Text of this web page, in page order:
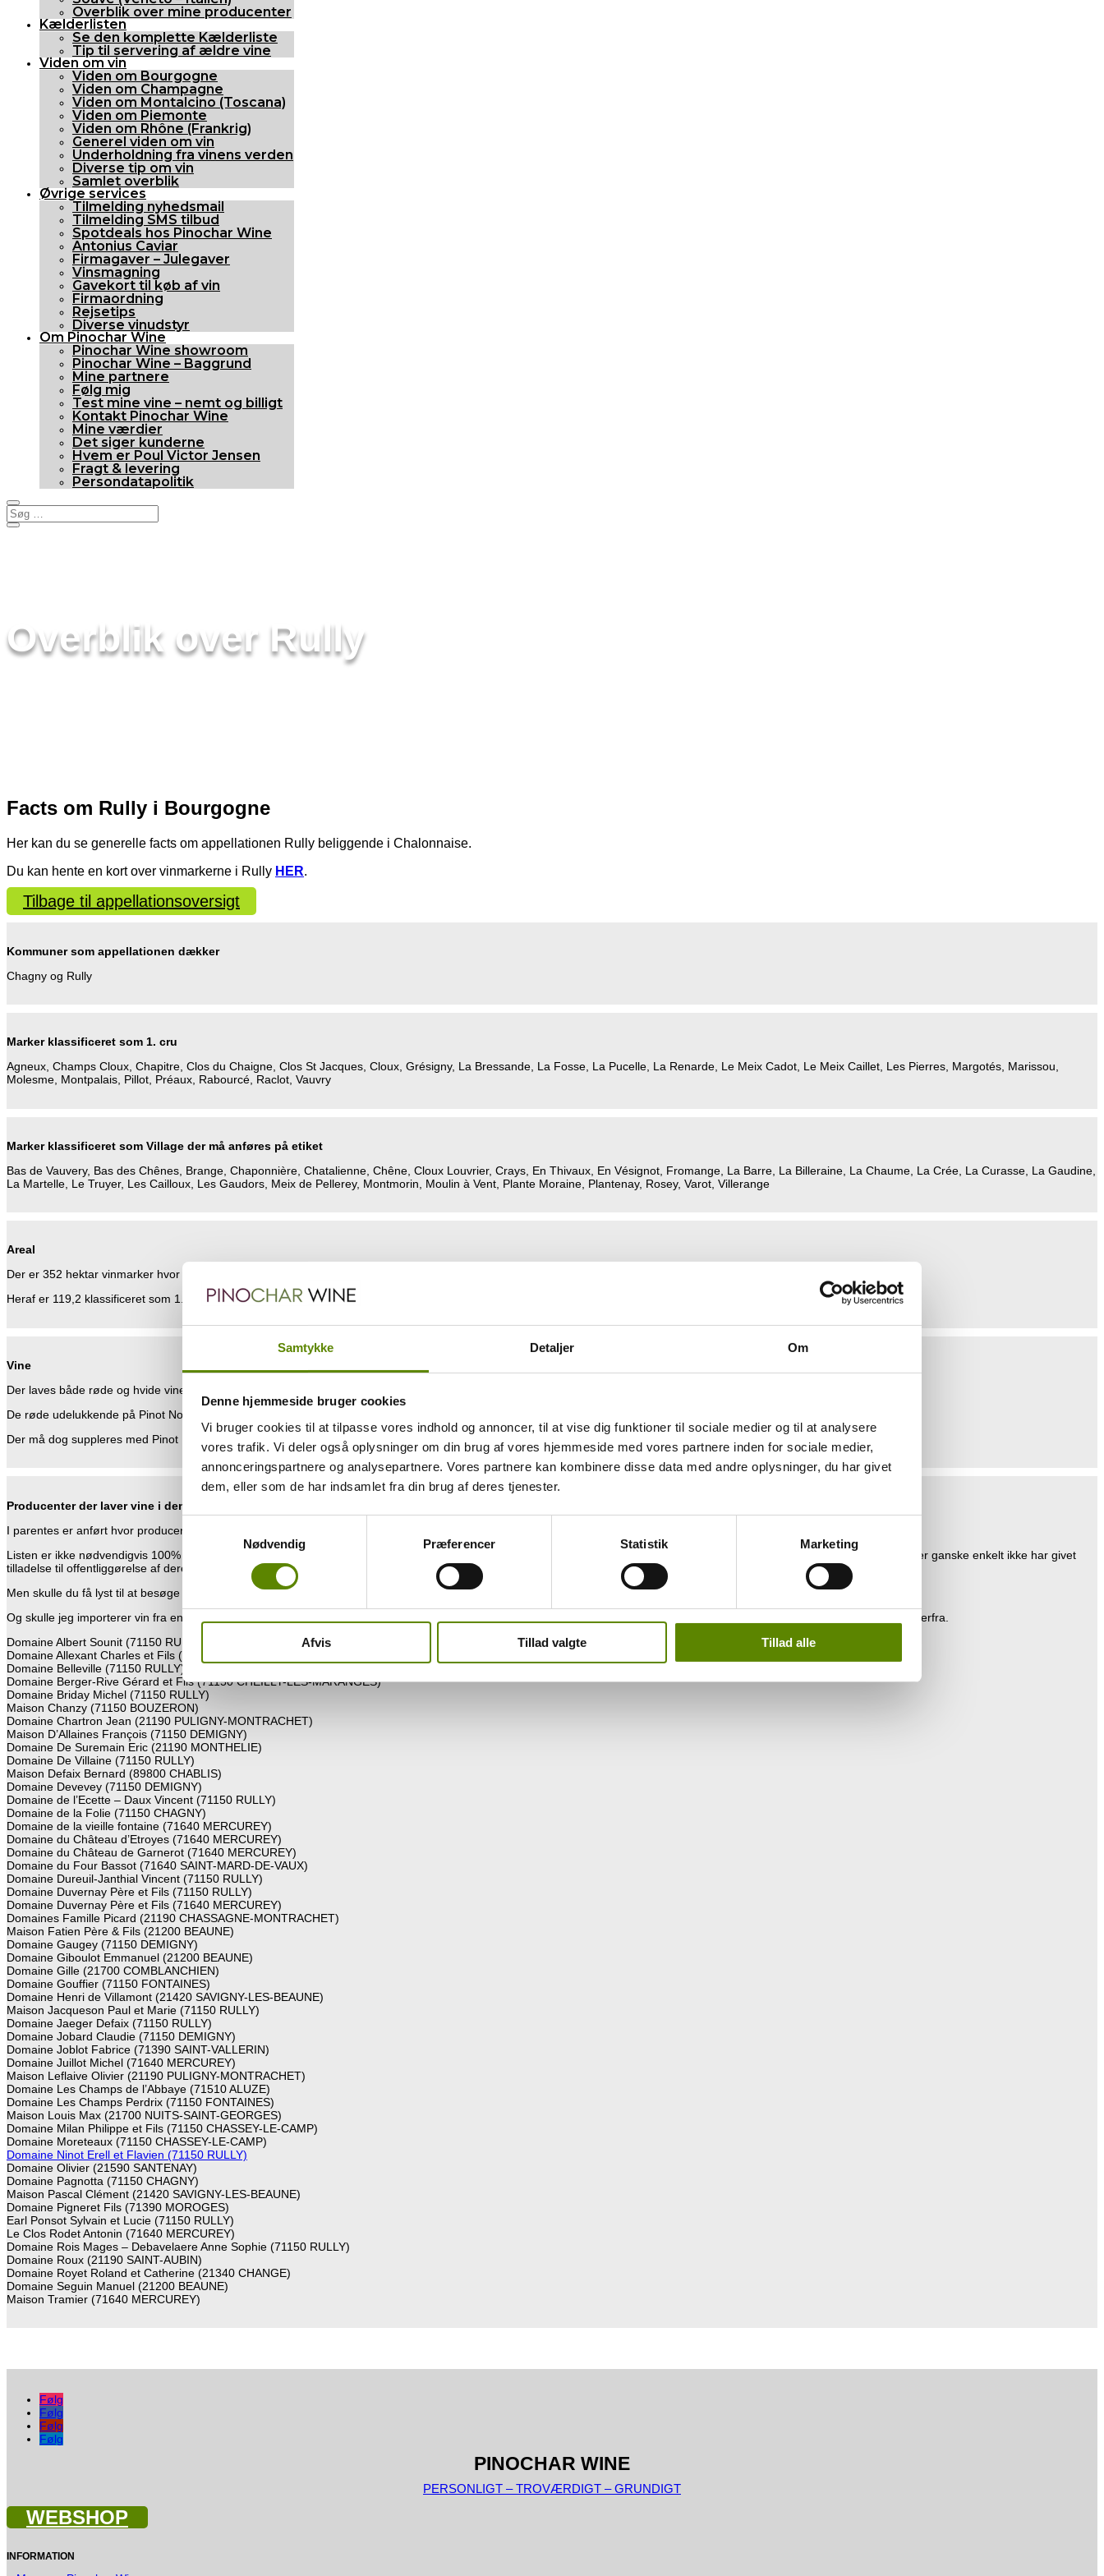
Samtykke Detaljer Om
Denne hjemmeside bruger cookies
Vi bruger cookies til at tilpasse vores indhold og annoncer, til at vise dig funktioner til sociale medier og til at analysere
vores trafik. Vi deler også oplysninger om din brug af vores hjemmeside med vores partnere inden for sociale medier,
annonceringspartnere og analysepartnere. Vores partnere kan kombinere disse data med andre oplysninger, du har givet
dem, eller som de har indsamlet fra din brug af deres tjenester.
Nødvendig
Præferencer Statistik Marketing
Afvis Tillad valgte Tillad alle
Overblik over mine producenter
Kælderlisten
Se den komplette Kælderliste
Tip til servering af ældre vine
Viden om vin
Viden om Bourgogne
Viden om Champagne
Viden om Montalcino (Toscana)
Viden om Piemonte
Viden om Rhône (Frankrig)
Generel viden om vin
Underholdning fra vinens verden
Diverse tip om vin
Samlet overblik
Øvrige services
Tilmelding nyhedsmail
Tilmelding SMS tilbud
Spotdeals hos Pinochar Wine
Antonius Caviar
Firmagaver – Julegaver
Vinsmagning
Gavekort til køb af vin
Firmaordning
Rejsetips
Diverse vinudstyr
Om Pinochar Wine
Pinochar Wine showroom
Pinochar Wine – Baggrund
Mine partnere
Følg mig
Test mine vine – nemt og billigt
Kontakt Pinochar Wine
Mine værdier
Det siger kunderne
Hvem er Poul Victor Jensen
Fragt & levering
Persondatapolitik
Overblik over Rully
Facts om Rully i Bourgogne
Her kan du se generelle facts om appellationen Rully beliggende i Chalonnaise.
Du kan hente en kort over vinmarkerne i Rully HER.
Tilbage til appellationsoversigt
Kommuner som appellationen dækker
Chagny og Rully
Marker klassificeret som 1. cru
Agneux, Champs Cloux, Chapitre, Clos du Chaigne, Clos St Jacques, Cloux, Grésigny, La Bressande, La Fosse, La Pucelle, La Renarde, Le Meix Cadot, Le Meix Caillet, Les Pierres, Margotés, Marissou,
Molesme, Montpalais, Pillot, Préaux, Rabourcé, Raclot, Vauvry
Marker klassificeret som Village der må anføres på etiket
Bas de Vauvery, Bas des Chênes, Brange, Chaponnière, Chatalienne, Chêne, Cloux Louvrier, Crays, En Thivaux, En Vésignot, Fromange, La Barre, La Billeraine, La Chaume, La Crée, La Curasse, La Gaudine,
La Martelle, Le Truyer, Les Cailloux, Les Gaudors, Meix de Pellerey, Montmorin, Moulin à Vent, Plante Moraine, Plantenay, Rosey, Varot, Villerange
Areal
Der er 352 hektar vinmarker hvor der produceres røde og hvide vine.
Heraf er 119,2 klassificeret som 1. cru.
Vine
Der laves både røde og hvide vine.
De røde udelukkende på Pinot Noir og de hvide udelukkende på Chardonnay.
Der må dog suppleres med Pinot Blanc og Pinot Gris.
Producenter der laver vine i denne appellation
I parentes er anført hvor producenten ligger.
Listen er ikke nødvendigvis 100% opdateret, da der løbende sker ændringer i ejerforholdene i de enkelte markbesiddelser og Domainer. Ligeledes kan der være producenter, der ganske enkelt ikke har givet
tilladelse til offentliggørelse af deres besiddelser.
Men skulle du få lyst til at besøge denne appellation, så kan du se, hvem der laver vin herfra, samt hvor du kan finde dem.
Og skulle jeg importerer vin fra en af producenterne, så er navnet markeret med blåt, og du kan blot klikke på navnet og læse mere om producenten, og vinene jeg importerer derfra.
Domaine Albert Sounit (71150 RULLY)
Domaine Allexant Charles et Fils (21190 MERCEUIL)
Domaine Belleville (71150 RULLY)
Domaine Berger-Rive Gérard et Fils (71150 CHEILLY-LES-MARANGES)
Domaine Briday Michel (71150 RULLY)
Maison Chanzy (71150 BOUZERON)
Domaine Chartron Jean (21190 PULIGNY-MONTRACHET)
Maison D’Allaines François (71150 DEMIGNY)
Domaine De Suremain Eric (21190 MONTHELIE)
Domaine De Villaine (71150 RULLY)
Maison Defaix Bernard (89800 CHABLIS)
Domaine Devevey (71150 DEMIGNY)
Domaine de l’Ecette – Daux Vincent (71150 RULLY)
Domaine de la Folie (71150 CHAGNY)
Domaine de la vieille fontaine (71640 MERCUREY)
Domaine du Château d’Etroyes (71640 MERCUREY)
Domaine du Château de Garnerot (71640 MERCUREY)
Domaine du Four Bassot (71640 SAINT-MARD-DE-VAUX)
Domaine Dureuil-Janthial Vincent (71150 RULLY)
Domaine Duvernay Père et Fils (71150 RULLY)
Domaine Duvernay Père et Fils (71640 MERCUREY)
Domaines Famille Picard (21190 CHASSAGNE-MONTRACHET)
Maison Fatien Père & Fils (21200 BEAUNE)
Domaine Gaugey (71150 DEMIGNY)
Domaine Giboulot Emmanuel (21200 BEAUNE)
Domaine Gille (21700 COMBLANCHIEN)
Domaine Gouffier (71150 FONTAINES)
Domaine Henri de Villamont (21420 SAVIGNY-LES-BEAUNE)
Maison Jacqueson Paul et Marie (71150 RULLY)
Domaine Jaeger Defaix (71150 RULLY)
Domaine Jobard Claudie (71150 DEMIGNY)
Domaine Joblot Fabrice (71390 SAINT-VALLERIN)
Domaine Juillot Michel (71640 MERCUREY)
Maison Leflaive Olivier (21190 PULIGNY-MONTRACHET)
Domaine Les Champs de l’Abbaye (71510 ALUZE)
Domaine Les Champs Perdrix (71150 FONTAINES)
Maison Louis Max (21700 NUITS-SAINT-GEORGES)
Domaine Milan Philippe et Fils (71150 CHASSEY-LE-CAMP)
Domaine Moreteaux (71150 CHASSEY-LE-CAMP)
Domaine Ninot Erell et Flavien (71150 RULLY)
Domaine Olivier (21590 SANTENAY)
Domaine Pagnotta (71150 CHAGNY)
Maison Pascal Clément (21420 SAVIGNY-LES-BEAUNE)
Domaine Pigneret Fils (71390 MOROGES)
Earl Ponsot Sylvain et Lucie (71150 RULLY)
Le Clos Rodet Antonin (71640 MERCUREY)
Domaine Rois Mages – Debavelaere Anne Sophie (71150 RULLY)
Domaine Roux (21190 SAINT-AUBIN)
Domaine Royet Roland et Catherine (21340 CHANGE)
Domaine Seguin Manuel (21200 BEAUNE)
Maison Tramier (71640 MERCUREY)
Følg
Følg
Følg
Følg
PINOCHAR WINE
PERSONLIGT – TROVÆRDIGT – GRUNDIGT
WEBSHOP
INFORMATION